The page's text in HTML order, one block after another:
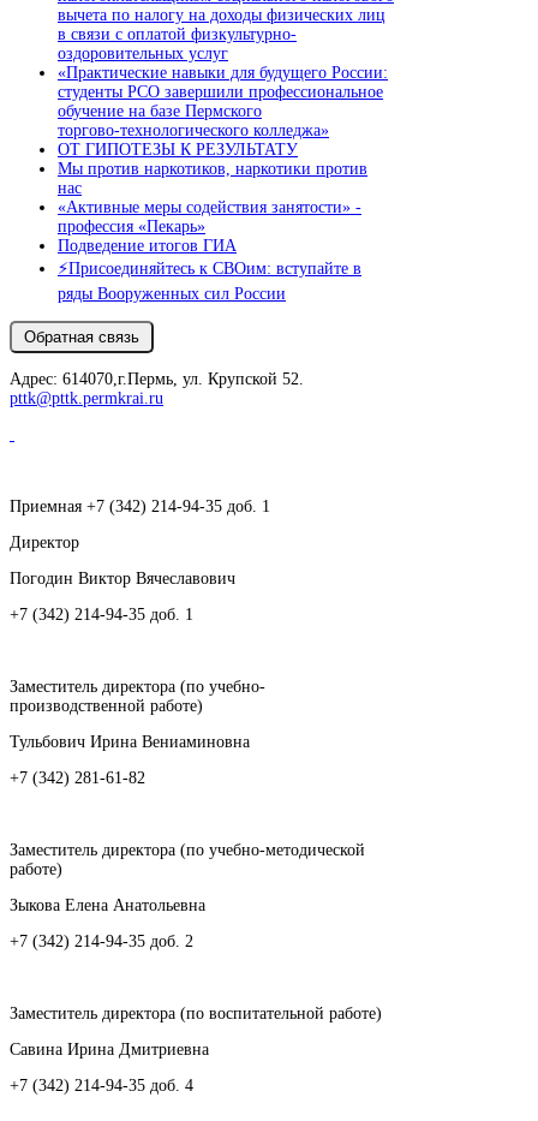
вычета по налогу на доходы физических лиц
в связи с оплатой физкультурно-
оздоровительных услуг
«Практические навыки для будущего России:
студенты РСО завершили профессиональное
обучение на базе Пермского
торгово‑технологического колледжа»
ОТ ГИПОТЕЗЫ К РЕЗУЛЬТАТУ
Мы против наркотиков, наркотики против
нас
«Активные меры содействия занятости» -
профессия «Пекарь»
Подведение итогов ГИА
⚡️Присоединяйтесь к СВОим: вступайте в
ряды Вооруженных сил России
Адрес: 614070,г.Пермь, ул. Крупской 52.
pttk@pttk.permkrai.ru
Приемная +7 (342) 214-94-35 доб. 1
Директор
Погодин Виктор Вячеславович
+7 (342) 214-94-35 доб. 1
Заместитель директора (по учебно-
производственной работе)
Тульбович Ирина Вениаминовна
+7 (342) 281-61-82
Заместитель директора (по учебно-методической
работе)
Зыкова Елена Анатольевна
+7 (342) 214-94-35 доб. 2
Заместитель директора (по воспитательной работе)
Савина Ирина Дмитриевна
+7 (342) 214-94-35 доб. 4